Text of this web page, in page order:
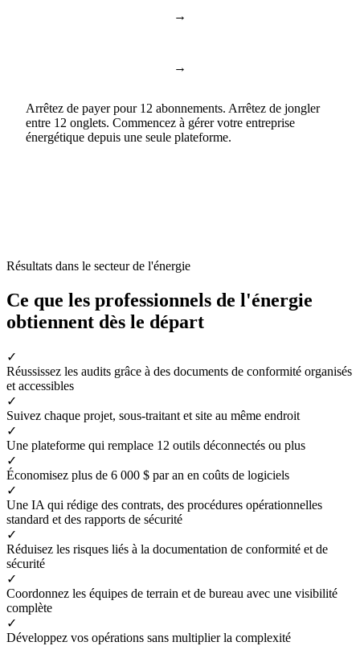
→
→
Arrêtez de payer pour 12 abonnements. Arrêtez de jongler
entre 12 onglets. Commencez à gérer votre entreprise
énergétique depuis une seule plateforme.
Résultats dans le secteur de l'énergie
Ce que les professionnels de l'énergie
obtiennent dès le départ
✓
Réussissez les audits grâce à des documents de conformité organisés
et accessibles
✓
Suivez chaque projet, sous-traitant et site au même endroit
✓
Une plateforme qui remplace 12 outils déconnectés ou plus
✓
Économisez plus de 6 000 $ par an en coûts de logiciels
✓
Une IA qui rédige des contrats, des procédures opérationnelles
standard et des rapports de sécurité
✓
Réduisez les risques liés à la documentation de conformité et de
sécurité
✓
Coordonnez les équipes de terrain et de bureau avec une visibilité
complète
✓
Développez vos opérations sans multiplier la complexité